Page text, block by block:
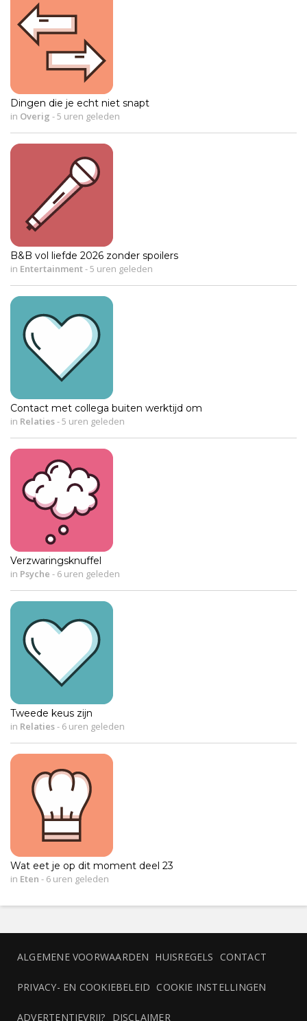
Dingen die je echt niet snapt
in Overig -5 uren geleden
B&B vol liefde 2026 zonder spoilers
in Entertainment-5 uren geleden
Contact met collega buiten werktijd om
in Relaties-5 uren geleden
Verzwaringsknuffel
in Psyche - 6 uren geleden
Tweede keus zijn
in Relaties- 6 uren geleden
Wat eet je op dit moment deel 23
in Eten - 6 uren geleden
ALGEMENE VOORWAARDEN HUISREGELS CONTACT
PRIVACY- EN COOKIEBELEID COOKIE INSTELLINGEN
ADVERTENTIEVRIJ? DISCLAIMER